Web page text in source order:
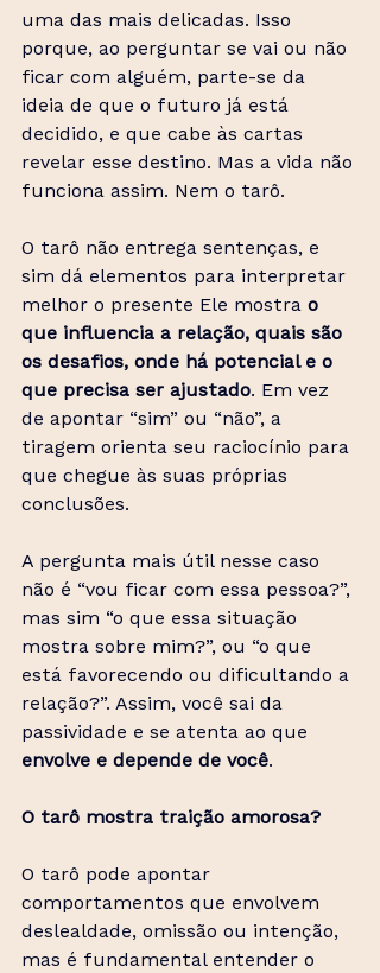
uma das mais delicadas. Isso
porque, ao perguntar se vai ou não
ficar com alguém, parte-se da
ideia de que o futuro já está
decidido, e que cabe às cartas
revelar esse destino. Mas a vida não
funciona assim. Nem o tarô.
O tarô não entrega sentenças, e
sim dá elementos para interpretar
melhor o presente Ele mostra o
que influencia a relação, quais são
os desafios, onde há potencial e o
que precisa ser ajustado. Em vez
de apontar “sim” ou “não”, a
tiragem orienta seu raciocínio para
que chegue às suas próprias
conclusões.
A pergunta mais útil nesse caso
não é “vou ficar com essa pessoa?”,
mas sim “o que essa situação
mostra sobre mim?”, ou “o que
está favorecendo ou dificultando a
relação?”. Assim, você sai da
passividade e se atenta ao que
envolve e depende de você.
O tarô mostra traição amorosa?
O tarô pode apontar
comportamentos que envolvem
deslealdade, omissão ou intenção,
mas é fundamental entender o